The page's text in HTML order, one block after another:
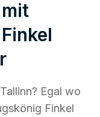
Egal wo
Finkel